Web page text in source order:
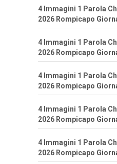
4 Immagini 1 Parola
2026 Rompicapo
4 Immagini 1 Parola
2026 Rompicapo
4 Immagini 1 Parola
2026 Rompicapo
4 Immagini 1 Parola
2026 Rompicapo
4 Immagini 1 Parola
2026 Rompicapo